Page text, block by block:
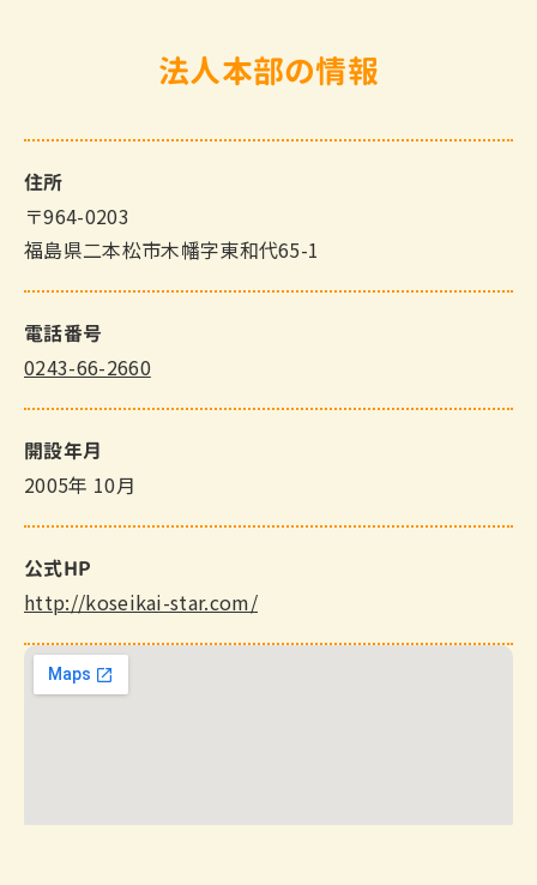
法人本部の情報
住所
〒964-0203
福島県二本松市木幡字東和代65-1
電話番号
0243-66-2660
開設年月
2005年 10月
公式HP
http://koseikai-star.com/